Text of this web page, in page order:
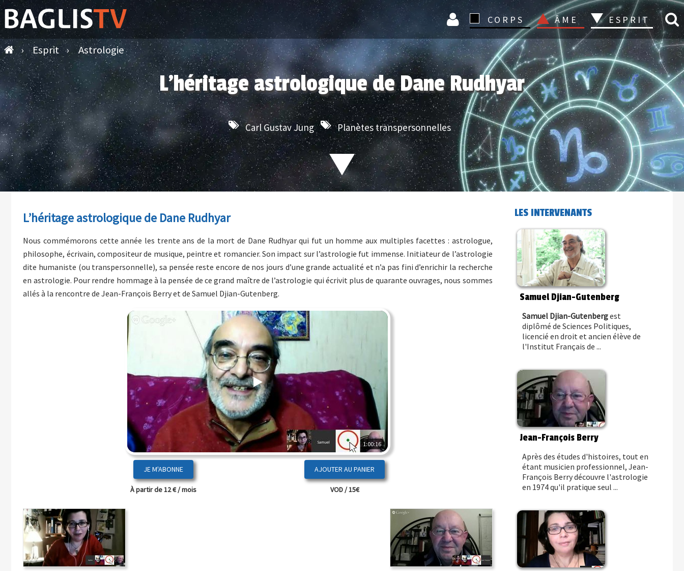
CONNEXION
CORPS ÂME ESPRIT
› Esprit › Astrologie
L’héritage astrologique de Dane Rudhyar
Carl Gustav Jung Planètes transpersonnelles
L’héritage astrologique de Dane Rudhyar
Nous commémorons cette année les trente ans de la mort de Dane Rudhyar qui fut un homme aux multiples facettes : astrologue,
philosophe, écrivain, compositeur de musique, peintre et romancier. Son impact sur l’astrologie fut immense. Initiateur de l’astrologie
dite humaniste (ou transpersonnelle), sa pensée reste encore de nos jours d’une grande actualité et n’a pas fini d’enrichir la recherche
en astrologie. Pour rendre hommage à la pensée de ce grand maître de l’astrologie qui écrivit plus de quarante ouvrages, nous sommes
allés à la rencontre de Jean-François Berry et de Samuel Djian-Gutenberg.
1:00:16
JE M'ABONNE
À partir de 12 € / mois VOD / 15€
LES INTERVENANTS
Samuel Djian-Gutenberg
Samuel Djian-Gutenbergest
diplômé de Sciences Politiques,
licencié en droit et ancien élève de
l'Institut Français de ...
Jean-François Berry
Après des études d'histoires, tout en
étant musicien professionnel, Jean-
François Berry découvre l'astrologie
en 1974 qu'il pratique seul ...